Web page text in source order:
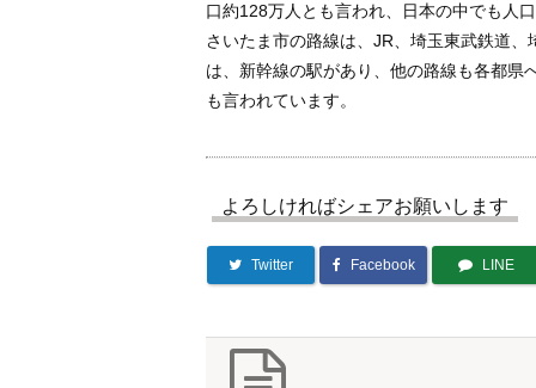
口約128万人とも言われ、日本の中でも人
さいたま市の路線は、JR、埼玉東武鉄道
は、新幹線の駅があり、他の路線も各都県
も言われています。
よろしければシェアお願いします
Twitter Facebook LINE